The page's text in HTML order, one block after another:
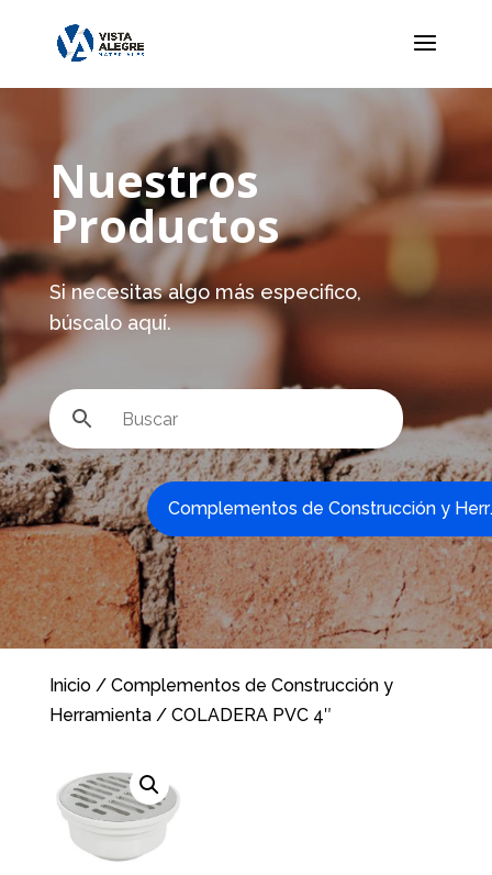
Nuestros
Productos
Si necesitas algo más especifico,
búscalo aquí.
Inicio/ Complementos de Construcción y
Herramienta/ COLADERA PVC 4″